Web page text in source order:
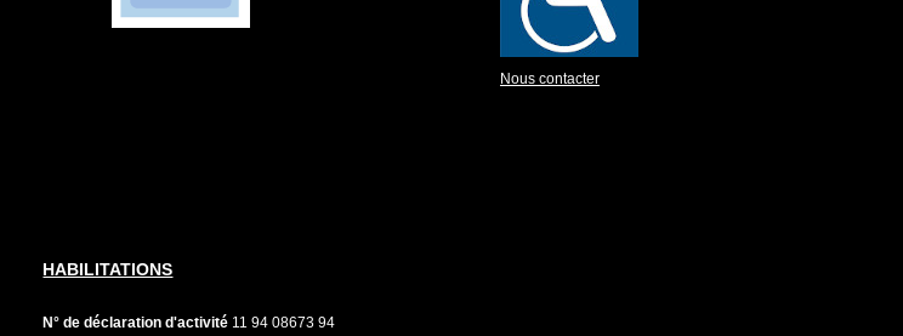
Nous contacter
HABILITATIONS
N° de déclaration d'activité 11 94 08673 94